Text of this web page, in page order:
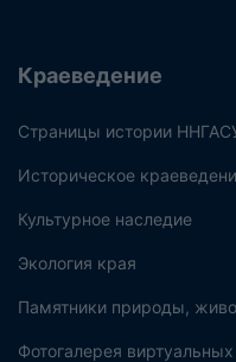
Краеведение
Страницы истории
Историческое
Культурное наследие
Экология края
Памятники природы,
Фотогалерея